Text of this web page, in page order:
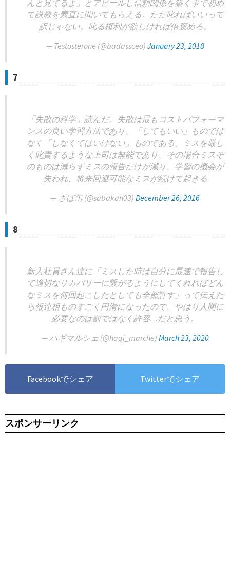
んと見てるよ」とアピールし信頼関係を築く事で初め
て説教を素直に聞いてもらえる。ただ叱ればいいって
訳じゃない。叱る権利が欲しければ倍褒めろ。
— Testosterone (@badassceo) January 23, 2018
7
「失敗の科学」読んだ。失敗は最もコストパフォーマ
ンスの良い学習方法であり、「してもいい」ものでは
なく「しなくてはいけない」ものである。ミスを厳し
く叱責するような上司は無能であり、その場合ミスそ
のものは減らずミスの報告だけが減り、学習の機会が
失われ、将来回避可能なミスが続けて起きる
— さば缶 (@sabakan03) December 26, 2016
8
新入社員さん達に「ミスした時は自分に最速で報告し
て適切なリカバリーに繋がるようにしてくれればどん
なミスを何回起こしたとしても全部許す」って伝えた
ら報連相ものすごく円滑になったので、やはり人間に
必要なのは罰ではなく許容…だと思う。
— ハギマルシェ (@hagi_marche) March 23, 2020
Facebookでシェア Twitterでシェア
スポンサーリンク